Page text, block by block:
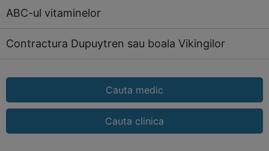
ABC-ul vitaminelor
Contractura Dupuytren sau boala Vikingilor
Cauta medic
Cauta clinica